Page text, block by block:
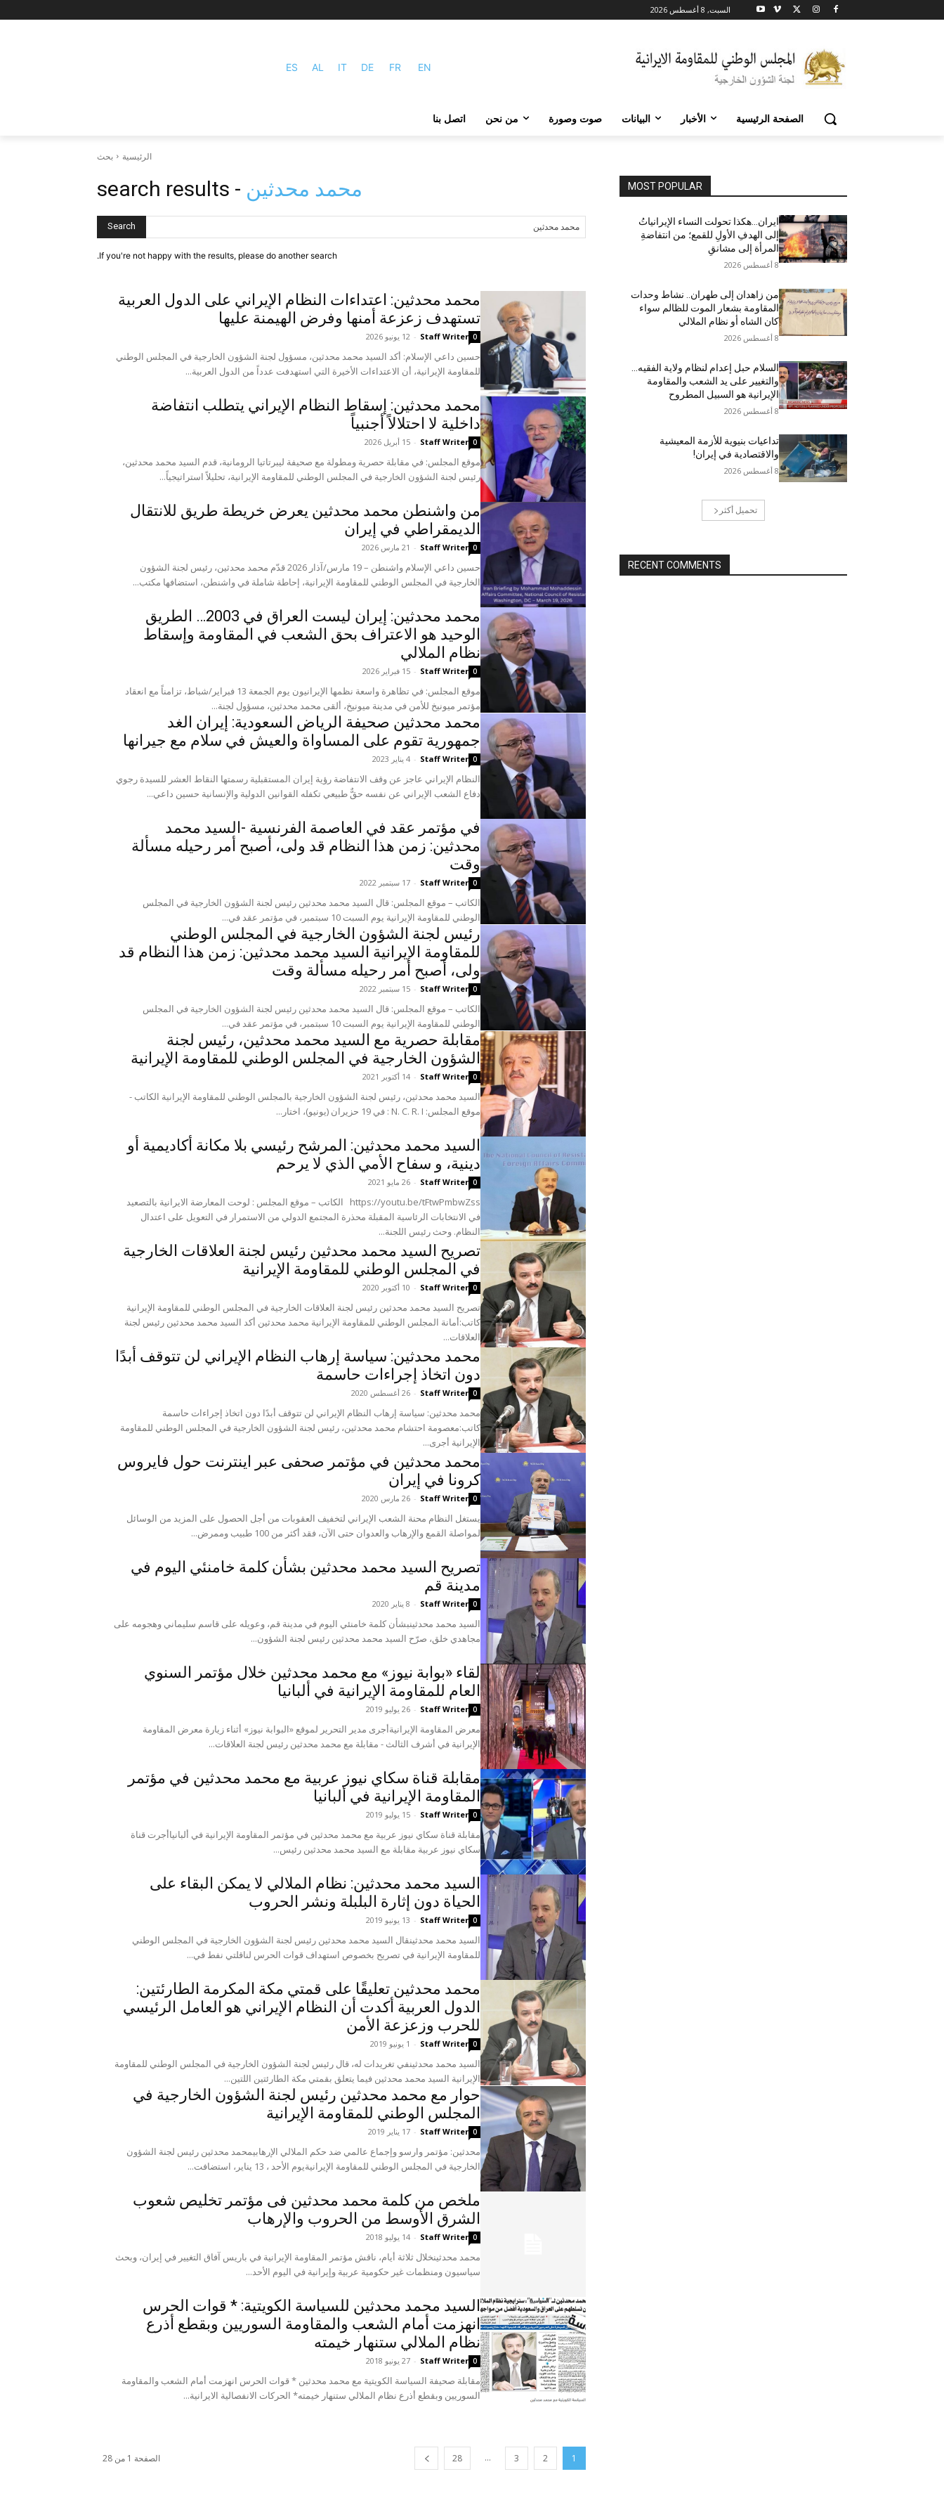
السبت, 8 أغسطس 2026
ES AL IT DE FR EN
الصفحة الرئيسية الأخبار البيانات صوت وصورة من نحن اتصل بنا
الرئيسية بحث
محمد محدثين - search results
Search
If you're not happy with the results, please do another search.
محمد محدثين: اعتداءات النظام الإيراني على الدول العربية
تستهدف زعزعة أمنها وفرض الهيمنة عليها
Staff Writer
- 12 يونيو 2026 0
حسين داعي الإسلام: أكد السيد محمد محدثين، مسؤول لجنة الشؤون الخارجية في المجلس الوطني
للمقاومة الإيرانية، أن الاعتداءات الأخيرة التي استهدفت عدداً من الدول العربية...
محمد محدثين: إسقاط النظام الإيراني يتطلب انتفاضة
داخلية لا احتلالاً أجنبياً
Staff Writer
- 15 أبريل 2026 0
موقع المجلس: في مقابلة حصرية ومطولة مع صحيفة ليبرتاتيا الرومانية، قدم السيد محمد محدثين،
رئيس لجنة الشؤون الخارجية في المجلس الوطني للمقاومة الإيرانية، تحليلاً استراتيجياً...
من واشنطن محمد محدثين یعرض خريطة طريق للانتقال
الديمقراطي في إيران
Staff Writer
- 21 مارس 2026 0
حسين داعي الإسلام واشنطن – 19 مارس/آذار 2026 قدّم محمد محدثين، رئيس لجنة الشؤون
الخارجية في المجلس الوطني للمقاومة الإيرانية، إحاطة شاملة في واشنطن، استضافها مكتب...
محمد محدثين: إيران ليست العراق في 2003… الطريق
الوحيد هو الاعتراف بحق الشعب في المقاومة وإسقاط
نظام الملالي
Staff Writer
- 15 فبراير 2026 0
موقع المجلس: في تظاهرة واسعة نظمها الإيرانيون يوم الجمعة 13 فبراير/شباط، تزامناً مع انعقاد
مؤتمر ميونيخ للأمن في مدينة ميونيخ، ألقى محمد محدثين، مسؤول لجنة...
محمد محدثين صحيفة الرياض السعودية: إيران الغد
جمهورية تقوم على المساواة والعيش في سلام مع جيرانها
Staff Writer
- 4 يناير 2023 0
النظام الإيراني عاجز عن وقف الانتفاضة رؤية إيران المستقبلية رسمتها النقاط العشر للسيدة رجوي
دفاع الشعب الإيراني عن نفسه حقٌّ طبيعي تكفله القوانين الدولية والإنسانية حسين داعي...
في مؤتمر عقد في العاصمة الفرنسية -السید محمد
محدثين: زمن هذا النظام قد ولى، أصبح أمر رحيله مسألة
وقت
Staff Writer
- 17 سبتمبر 2022 0
الکاتب – موقع المجلس: قال السید محمد محدثين رئيس لجنة الشؤون الخارجية في المجلس
الوطني للمقاومة الإيرانية يوم السبت 10 سبتمبر، في مؤتمر عقد في...
رئيس لجنة الشؤون الخارجية في المجلس الوطني
للمقاومة الإيرانية السید محمد محدثين: زمن هذا النظام قد
ولى، أصبح أمر رحيله مسألة وقت
Staff Writer
- 15 سبتمبر 2022 0
الکاتب – موقع المجلس: قال السید محمد محدثين رئيس لجنة الشؤون الخارجية في المجلس
الوطني للمقاومة الإيرانية يوم السبت 10 سبتمبر، في مؤتمر عقد في...
مقابلة حصرية مع السيد محمد محدثين، رئيس لجنة
الشؤون الخارجية في المجلس الوطني للمقاومة الإيرانية
Staff Writer
- 14 أكتوبر 2021 0
السيد محمد محدثين، رئيس لجنة الشؤون الخارجية بالمجلس الوطني للمقاومة الإيرانية الکاتب -
موقع المجلس: N. C. R. I : في 19 حزيران (يونيو)، اختار...
السید محمد محدثين: المرشح رئيسي بلا مكانة أكاديمية أو
دينية، و سفاح الأمي الذي لا يرحم
Staff Writer
- 26 مايو 2021 0
https://youtu.be/tFtwPmbwZss الکاتب – موقع المجلس : لوحت المعارضة الايرانية بالتصعيد
في الانتخابات الرئاسية المقبلة محذرة المجتمع الدولي من الاستمرار في التعويل على اعتدال
النظام. وحث رئیس اللجنة...
تصريح السيد محمد محدثين رئيس لجنة العلاقات الخارجية
في المجلس الوطني للمقاومة الإيرانية
Staff Writer
- 10 أكتوبر 2020 0
تصريح السيد محمد محدثين رئيس لجنة العلاقات الخارجية في المجلس الوطني للمقاومة الإيرانية
کاتب:أمانة المجلس الوطني للمقاومة الإيرانية محمد محدثين أكد السيد محمد محدثين رئيس لجنة
العلاقات...
محمد محدثين: سياسة إرهاب النظام الإيراني لن تتوقف أبدًا
دون اتخاذ إجراءات حاسمة
Staff Writer
- 26 أغسطس 2020 0
محمد محدثين: سياسة إرهاب النظام الإيراني لن تتوقف أبدًا دون اتخاذ إجراءات حاسمة
کاتب:معصومة احتشام محمد محدثين، رئيس لجنة الشؤون الخارجية في المجلس الوطني للمقاومة
الإيرانية أجرى...
محمد محدثين في مؤتمر صحفی عبر اینترنت حول فایروس
کرونا في إيران
Staff Writer
- 26 مارس 2020 0
يستغل النظام محنة الشعب الإيراني لتخفيف العقوبات من أجل الحصول على المزيد من الوسائل
لمواصلة القمع والإرهاب والعدوان حتى الآن، فقد أكثر من 100 طبيب وممرض...
تصريح السيد محمد محدثين بشأن كلمة خامنئي اليوم في
مدينة قم
Staff Writer
- 8 يناير 2020 0
السيد محمد محدثينبشأن كلمة خامنئي اليوم في مدينة قم، وعويله على قاسم سليماني وهجومه على
مجاهدي خلق، صرّح السيد محمد محدثين رئيس لجنة الشؤون...
لقاء «بوابة نيوز» مع محمد محدثين خلال مؤتمر السنوي
العام للمقاومة الإيرانية في ألبانيا
Staff Writer
- 26 يوليو 2019 0
معرض المقاومة الإيرانيةأجرى مدير التحرير لموقع «البوابة نيوز» أثناء زيارة معرض المقاومة
الإيرانية في أشرف الثالث - مقابلة مع محمد محدثين رئيس لجنة العلاقات...
مقابلة قناة سكاي نيوز عربية مع محمد محدثين في مؤتمر
المقاومة الإيرانية في ألبانيا
Staff Writer
- 15 يوليو 2019 0
مقابلة قناة سكاي نيوز عربية مع محمد محدثين في مؤتمر المقاومة الإيرانية في ألبانياأجرت قناة
سكاي نيوز عربية مقابلة مع السيد محمد محدثين رئيس...
السيد محمد محدثين: نظام الملالي لا يمكن البقاء على
الحياة دون إثارة البلبلة ونشر الحروب
Staff Writer
- 13 يونيو 2019 0
السيد محمد محدثينقال السيد محمد محدثين رئيس لجنة الشؤون الخارجية في المجلس الوطني
للمقاومة الإيرانية في تصريح بخصوص استهداف قوات الحرس لناقلتي نفط في...
محمد محدثين تعليقًا على قمتي مكة المكرمة الطارئتين:
الدول العربية أكدت أن النظام الإيراني هو العامل الرئيسي
للحرب وزعزعة الأمن
Staff Writer
- 1 يونيو 2019 0
السيد محمد محدثينفي تغريدات له، قال رئيس لجنة الشؤون الخارجية في المجلس الوطني للمقاومة
الإيرانية السيد محمد محدثين فيما يتعلق بقمتي مكة الطارئتين اللتين...
حوار مع محمد محدثين رئيس لجنة الشؤون الخارجية في
المجلس الوطني للمقاومة الإيرانية
Staff Writer
- 17 يناير 2019 0
محدثين: مؤتمر وارسو وإجماع عالمي ضد حكم الملالي الإرهابيمحمد محدثين رئيس لجنة الشؤون
الخارجية في المجلس الوطني للمقاومة الإيرانيةيوم الأحد ، 13 يناير، استضافت...
ملخص من كلمة محمد محدثين فی مؤتمر تخليص شعوب
الشرق الأوسط من الحروب والإرهاب
Staff Writer
- 14 يوليو 2018 0
محمد محدثينخلال ثلاثة أيام، ناقش مؤتمر المقاومة الإيرانية في باريس آفاق التغيير في إيران، وبحث
سياسيون ومنظمات غير حكومية عربية وإيرانية في اليوم الأحد...
السيد محمد محدثين للسياسة الكويتية: * قوات الحرس
انهزمت أمام الشعب والمقاومة السوريين وبقطع أذرع
نظام الملالي ستنهار خيمته
Staff Writer
- 27 يونيو 2018 0
مقابلة صحيفة السياسة الكويتية مع محمد محدثين * قوات الحرس انهزمت أمام الشعب والمقاومة
السوريين وبقطع أذرع نظام الملالي ستنهار خيمته* الحركات الانفصالية الايرانية...
1
2
3
...
28 الصفحة 1 من 28
MOST POPULAR
ایران…هکذا تحولت النساء الإيرانياتُ
إلى الهدفِ الأولِ للقمع؛ من انتفاضةِ
المرأة إلى مشانقِ
8 أغسطس 2026
من زاهدان إلى طهران.. نشاط وحدات
المقاومة بشعار الموت للظالم سواء
كان الشاه أو نظام الملالي
8 أغسطس 2026
السلام حبل إعدام لنظام ولاية الفقيه…
والتغيير على يد الشعب والمقاومة
الإيرانية هو السبيل المطروح
8 أغسطس 2026
تداعيات بنيوية للأزمة المعيشية
والاقتصادية في إيران!
8 أغسطس 2026
تحميل أكثر
RECENT COMMENTS